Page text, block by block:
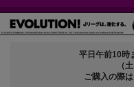
平日午前10時
（
ご購入の際